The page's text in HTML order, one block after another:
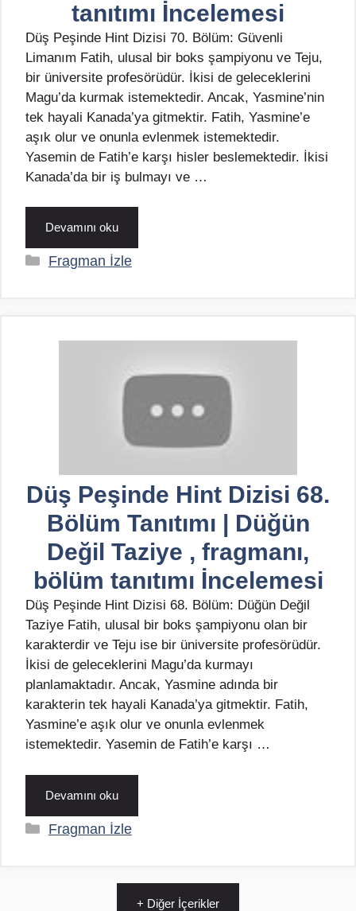
tanıtımı İncelemesi
Düş Peşinde Hint Dizisi 70. Bölüm: Güvenli
Limanım Fatih, ulusal bir boks şampiyonu ve Teju,
bir üniversite profesörüdür. İkisi de geleceklerini
Magu’da kurmak istemektedir. Ancak, Yasmine’nin
tek hayali Kanada’ya gitmektir. Fatih, Yasmine’e
aşık olur ve onunla evlenmek istemektedir.
Yasemin de Fatih’e karşı hisler beslemektedir. İkisi
Kanada’da bir iş bulmayı ve …
Devamını oku
Kategoriler
Fragman İzle
Düş Peşinde Hint Dizisi 68.
Bölüm Tanıtımı | Düğün
Değil Taziye , fragmanı,
bölüm tanıtımı İncelemesi
Düş Peşinde Hint Dizisi 68. Bölüm: Düğün Değil
Taziye Fatih, ulusal bir boks şampiyonu olan bir
karakterdir ve Teju ise bir üniversite profesörüdür.
İkisi de geleceklerini Magu’da kurmayı
planlamaktadır. Ancak, Yasmine adında bir
karakterin tek hayali Kanada’ya gitmektir. Fatih,
Yasmine’e aşık olur ve onunla evlenmek
istemektedir. Yasemin de Fatih’e karşı …
Devamını oku
Kategoriler
Fragman İzle
+ Diğer İçerikler